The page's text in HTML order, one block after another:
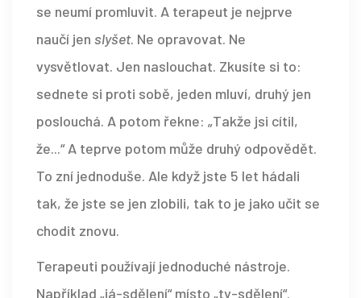
se neumí promluvit. A terapeut je nejprve
naučí jen slyšet. Ne opravovat. Ne
vysvětlovat. Jen naslouchat. Zkusíte si to:
sednete si proti sobě, jeden mluví, druhý jen
poslouchá. A potom řekne: „Takže jsi cítil,
že...“ A teprve potom může druhý odpovědět.
To zní jednoduše. Ale když jste 5 let hádali
tak, že jste se jen zlobili, tak to je jako učit se
chodit znovu.
Terapeuti používají jednoduché nástroje.
Například „já-sdělení“ místo „ty-sdělení“.